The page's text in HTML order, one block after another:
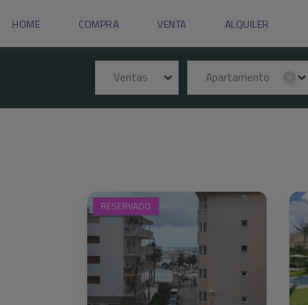
HOME COMPRA VENTA ALQUILER
Ventas Apartamento
RESERVADO